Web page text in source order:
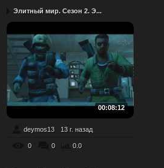
Элитный мир. Сезон 2. Э...
00:08:12
deymos13 13 г. назад
0 0 0.0